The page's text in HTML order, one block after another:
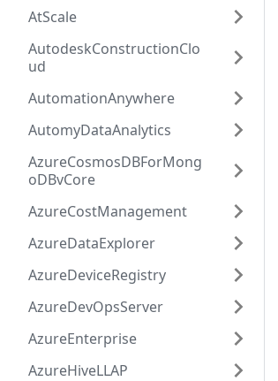
AtScale
AutodeskConstructionClo
ud
AutomationAnywhere
AutomyDataAnalytics
AzureCosmosDBForMong
oDBvCore
AzureCostManagement
AzureDataExplorer
AzureDeviceRegistry
AzureDevOpsServer
AzureEnterprise
AzureHiveLLAP